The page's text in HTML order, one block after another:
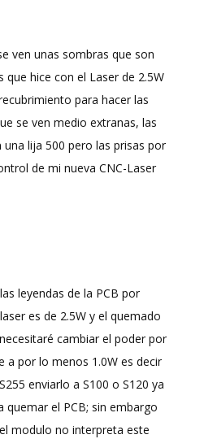
ven unas sombras que son
que hice con el Laser de 2.5W
para hacer las
se ven medio extranas, las
lija 500 pero las prisas por
de mi nueva CNC-Laser
leyendas de la PCB por
es de 2.5W y el quemado
cambiar el poder por
a por lo menos 1.0W es decir
enviarlo a S100 o S120 ya
quemar el PCB; sin embargo
modulo no interpreta este